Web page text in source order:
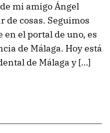
mi amigo Ángel
de cosas. Seguimos
el portal de uno, es
de Málaga. Hoy está
de Málaga y […]